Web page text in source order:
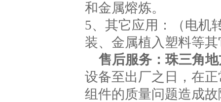
和金属熔炼。
5、其它应用：（电机
装、金属植入塑料等
售后服务：珠三角
设备至出厂之日，在
组件的质量问题造成